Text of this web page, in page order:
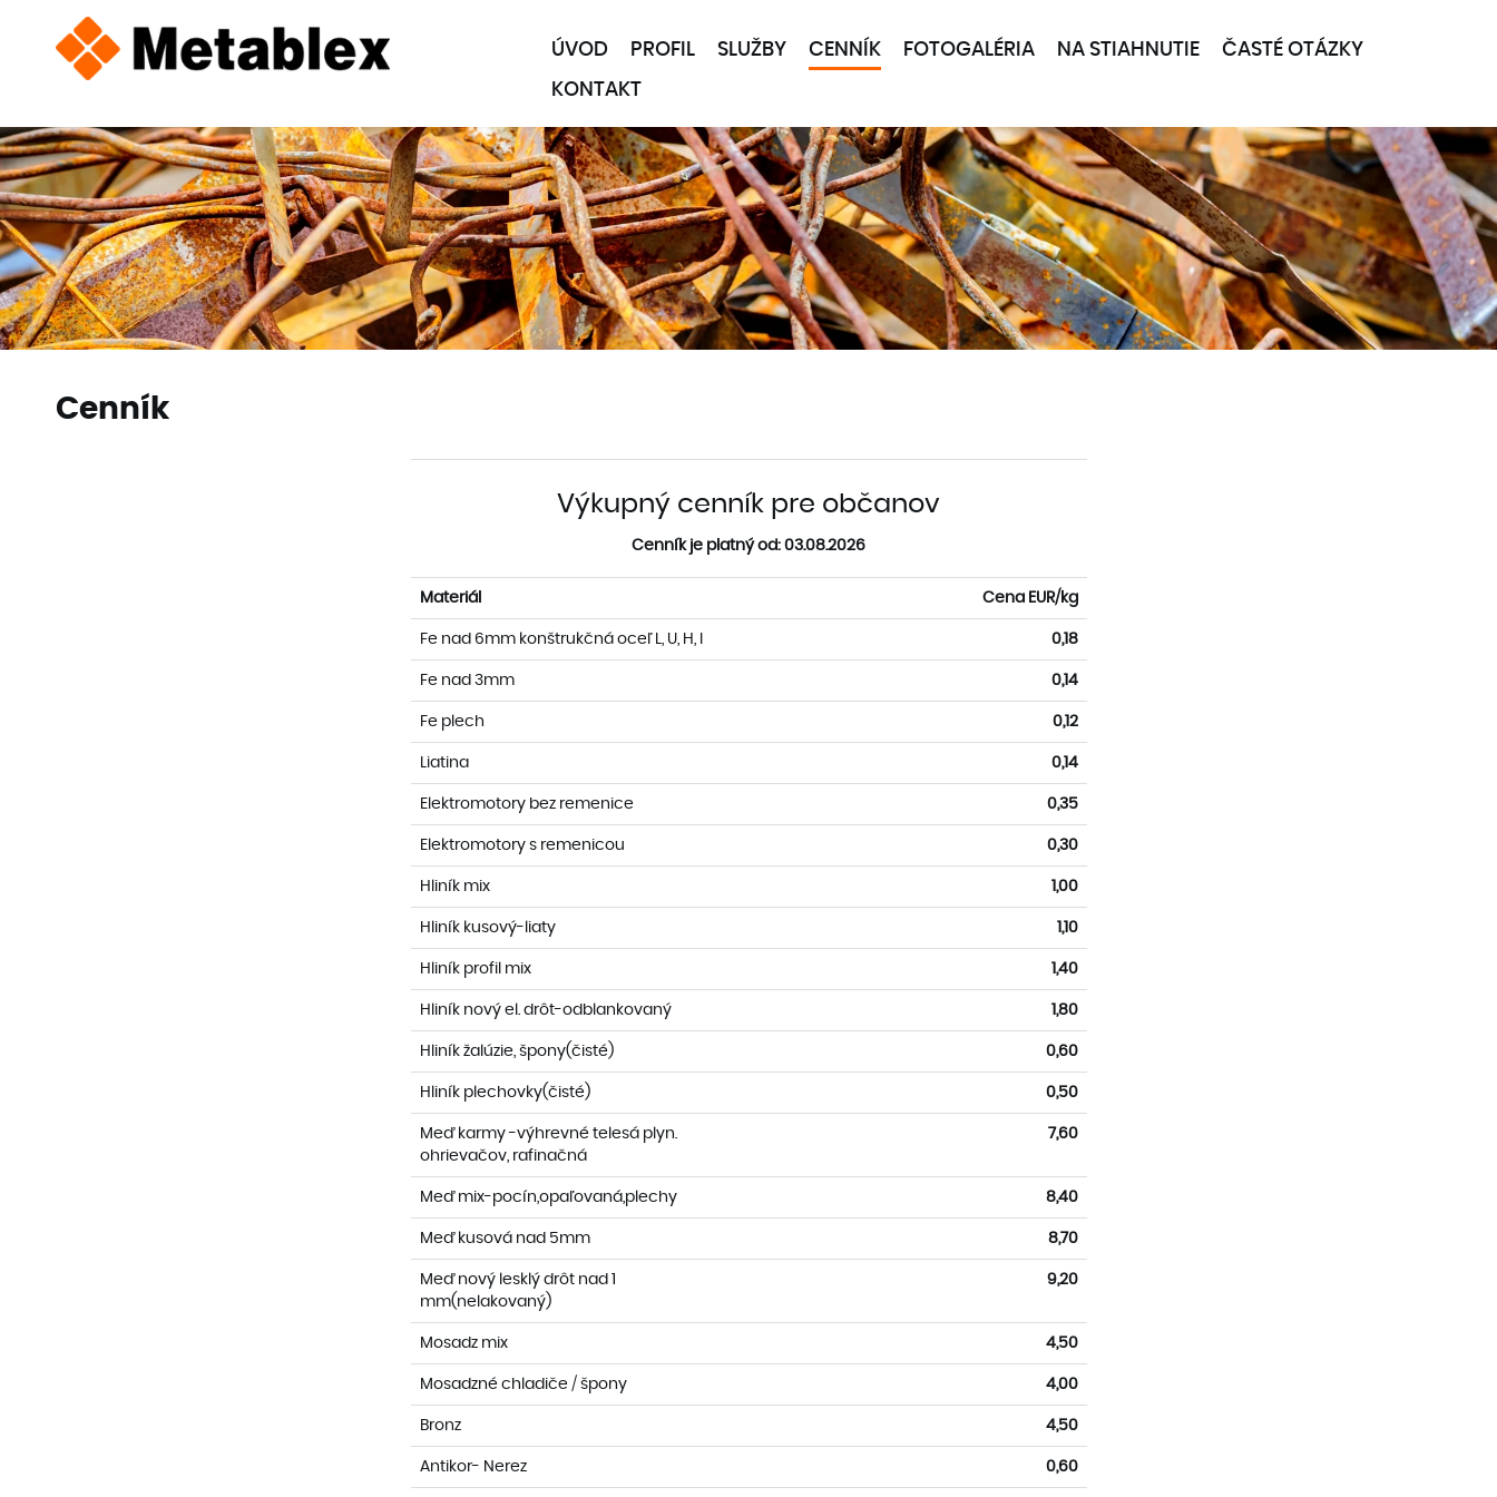
ÚVOD PROFIL SLUŽBY CENNÍK FOTOGALÉRIA NA STIAHNUTIE
ČASTÉ OTÁZKY
KONTAKT
Cenník
Výkupný cenník pre občanov
Cenník je platný od: 03.08.2026
Materiál Cena EUR/kg
Fe nad 6mm konštrukčná oceľ L, U, H, I 0,18
Fe nad 3mm 0,14
Fe plech 0,12
Liatina 0,14
Elektromotory bez remenice 0,35
Elektromotory s remenicou 0,30
Hliník mix 1,00
Hliník kusový-liaty 1,10
Hliník profil mix 1,40
Hliník nový el. drôt-odblankovaný 1,80
Hliník žalúzie, špony(čisté) 0,60
Hliník plechovky(čisté) 0,50
Meď karmy -výhrevné telesá plyn.
ohrievačov, rafinačná
7,60
Meď mix-pocín,opaľovaná,plechy 8,40
Meď kusová nad 5mm 8,70
Meď nový lesklý drôt nad 1
mm(nelakovaný)
9,20
Mosadz mix 4,50
Mosadzné chladiče / špony 4,00
Bronz 4,50
Antikor- Nerez 0,60